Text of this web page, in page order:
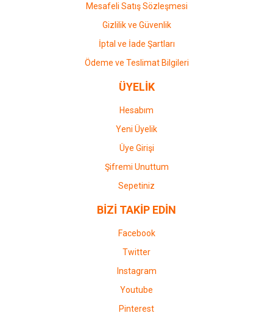
Mesafeli Satış Sözleşmesi
Gizlilik ve Güvenlik
İptal ve İade Şartları
Ödeme ve Teslimat Bilgileri
ÜYELİK
Hesabım
Yeni Üyelik
Üye Girişi
Şifremi Unuttum
Sepetiniz
BİZİ TAKİP EDİN
Facebook
Twitter
Instagram
Youtube
Pinterest